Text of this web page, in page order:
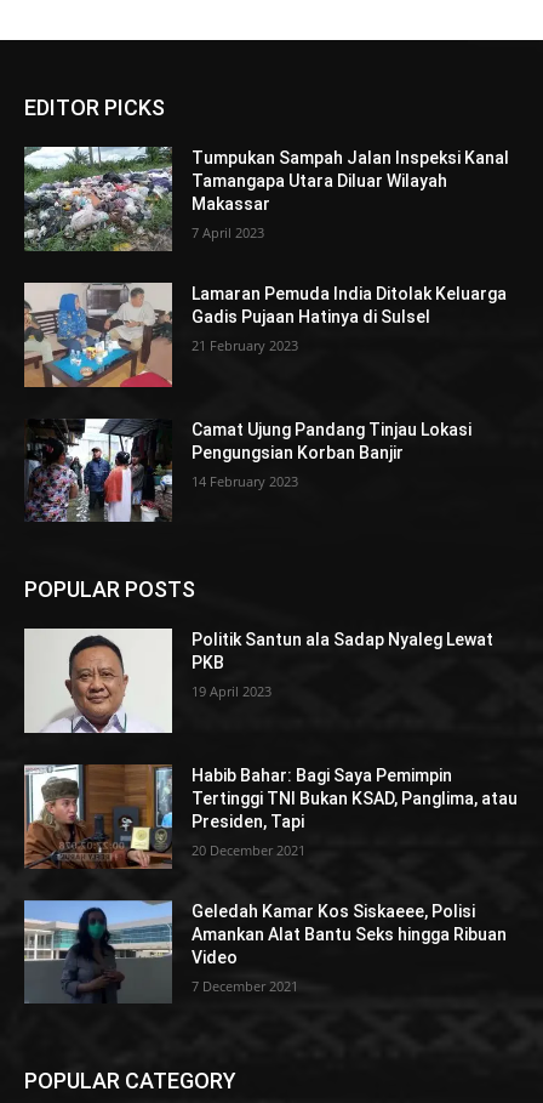
EDITOR PICKS
Tumpukan Sampah Jalan Inspeksi Kanal
Tamangapa Utara Diluar Wilayah
Makassar
7 April 2023
Lamaran Pemuda India Ditolak Keluarga
Gadis Pujaan Hatinya di Sulsel
21 February 2023
Camat Ujung Pandang Tinjau Lokasi
Pengungsian Korban Banjir
14 February 2023
POPULAR POSTS
Politik Santun ala Sadap Nyaleg Lewat
PKB
19 April 2023
Habib Bahar: Bagi Saya Pemimpin
Tertinggi TNI Bukan KSAD, Panglima, atau
Presiden, Tapi
20 December 2021
Geledah Kamar Kos Siskaeee, Polisi
Amankan Alat Bantu Seks hingga Ribuan
Video
7 December 2021
POPULAR CATEGORY